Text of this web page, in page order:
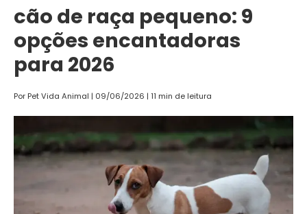
conteúdo
principal
cão de raça pequeno: 9
opções encantadoras
para 2026
Por Pet Vida Animal | 09/06/2026 | 11 min de leitura